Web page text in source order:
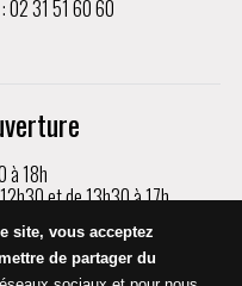
02 31 51 60 60
à 18h
et de 13h30 à 17h
à 17h
vous uniquement
site, vous acceptez
de partager du